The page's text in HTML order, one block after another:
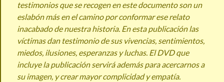
testimonios que se recogen en este documento son un
eslabón más en el camino por conformar ese relato
inacabado de nuestra historia. En esta publicación las
víctimas dan testimonio de sus vivencias, sentimientos,
miedos, ilusiones, esperanzas y luchas. El DVD que
incluye la publicación servirá además para acercarnos a
su imagen, y crear mayor complicidad y empatía.